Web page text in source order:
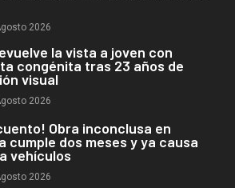
2026
la vista a joven con
congénita tras 23 años de
visual
2026
Obra inconclusa en
cumple dos meses y ya causa
vehículos
2026